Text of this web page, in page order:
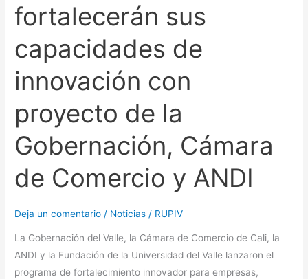
fortalecerán sus
capacidades de
innovación con
proyecto de la
Gobernación, Cámara
de Comercio y ANDI
Deja un comentario / Noticias / RUPIV
La Gobernación del Valle, la Cámara de Comercio de Cali, la
ANDI y la Fundación de la Universidad del Valle lanzaron el
programa de fortalecimiento innovador para empresas,
Cámara
de
y
ANDI